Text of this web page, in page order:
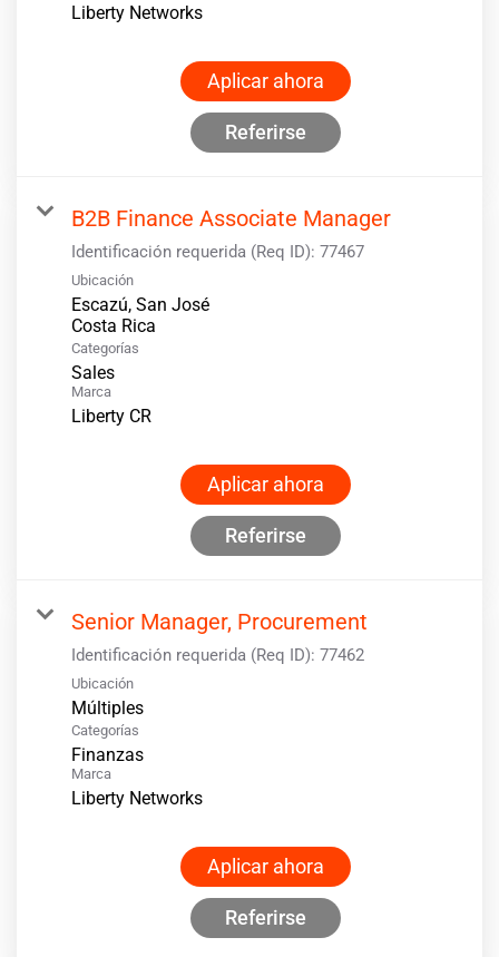
Liberty Networks
Aplicar ahora
Referirse
B2B Finance Associate Manager
Identificación requerida (Req ID): 77467
Ubicación
Escazú, San José
Categorías
Sales
Marca
Liberty CR
Aplicar ahora
Referirse
Senior Manager, Procurement
Identificación requerida (Req ID): 77462
Ubicación
Múltiples
Categorías
Finanzas
Marca
Liberty Networks
Aplicar ahora
Referirse